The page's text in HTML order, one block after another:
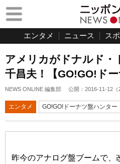
エンタメ ニュース ス
アメリカがドナルド・
千昌夫！【GO!GO!ド
NEWS ONLINE 編集部 公開： 2016-11-12 （
エンタメ GO!GO!ドーナツ盤ハンター
昨今のアナログ盤ブームで、